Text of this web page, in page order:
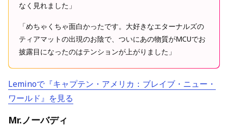
なく見れました」
「めちゃくちゃ面白かったです。大好きなエターナルズの
ティアマットの出現のお陰で、ついにあの物質がMCUでお
披露目になったのはテンションが上がりました」
Leminoで『キャプテン・アメリカ：ブレイブ・ニュー・
ワールド』を見る
Mr.ノーバディ